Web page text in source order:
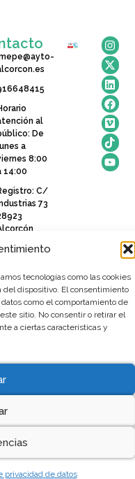
tecnologías como las cookies
del dispositivo. El consentimiento
como el comportamiento de
sitio. No consentir o retirar el
a ciertas características y
privacidad de datos
al
De
a
8:00
14:00
C/
73
de privacidad de
Accesibilidad